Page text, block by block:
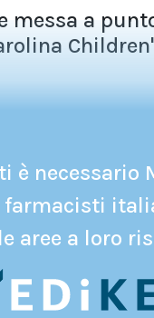
messa a
è necessario
aree a loro